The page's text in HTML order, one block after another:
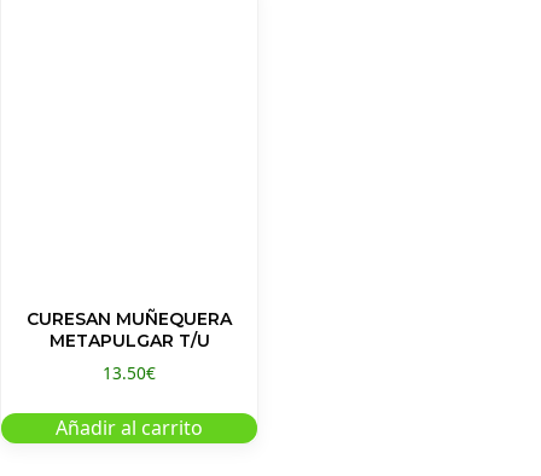
CURESAN MUÑEQUERA
METAPULGAR T/U
13.50€
Añadir al carrito